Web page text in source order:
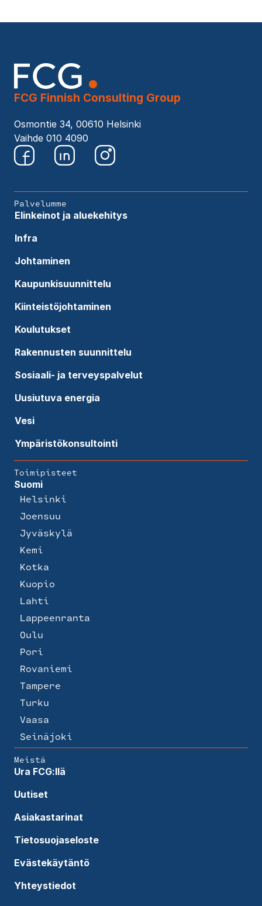
FCG Finnish Consulting Group
Osmontie 34, 00610 Helsinki
Vaihde 010 4090
Palvelumme
Elinkeinot ja aluekehitys
Infra
Johtaminen
Kaupunkisuunnittelu
Kiinteistöjohtaminen
Koulutukset
Rakennusten suunnittelu
Sosiaali- ja terveyspalvelut
Uusiutuva energia
Vesi
Ympäristökonsultointi
Toimipisteet
Suomi
Helsinki
Joensuu
Jyväskylä
Kemi
Kotka
Kuopio
Lahti
Lappeenranta
Oulu
Pori
Rovaniemi
Tampere
Turku
Vaasa
Seinäjoki
Meistä
Ura FCG:llä
Uutiset
Asiakastarinat
Tietosuojaseloste
Evästekäytäntö
Yhteystiedot